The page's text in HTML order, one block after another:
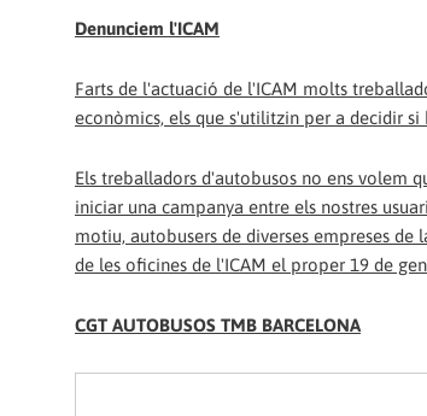
Denunciem l'ICAM
Farts de l'actuació de l'ICAM molts
econòmics, els que s'utilitzin per a decidir
Els treballadors d'autobusos no ens volem
iniciar una campanya entre els nostres
motiu, autobusers de diverses empreses
de les oficines de l'ICAM el proper 19 de
CGT AUTOBUSOS TMB BARCELONA